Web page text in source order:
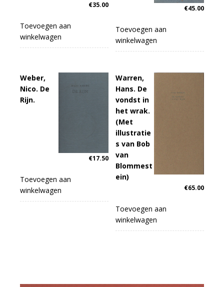
€35.00
Toevoegen aan
winkelwagen
€45.00
Toevoegen aan
winkelwagen
Weber,
Nico. De
Rijn.
€17.50
Toevoegen aan
winkelwagen
Warren,
Hans. De
vondst in
het wrak.
(Met
illustratie
s van Bob
van
Blommest
ein)
€65.00
Toevoegen aan
winkelwagen